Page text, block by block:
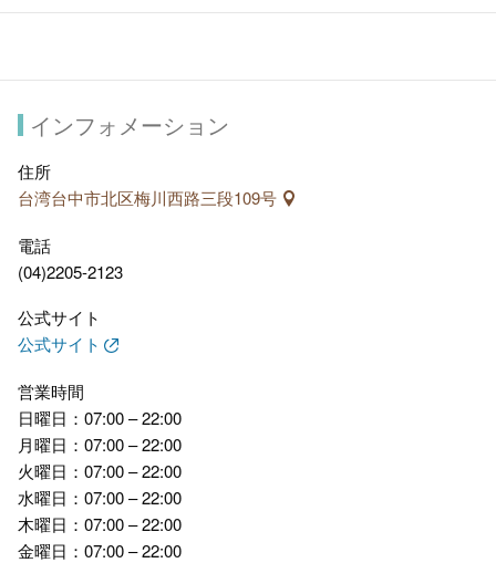
インフォメーション
住所
台湾台中市北区梅川西路三段109号
電話
(04)2205-2123
公式サイト
公式サイト
営業時間
日曜日：07:00 – 22:00
月曜日：07:00 – 22:00
火曜日：07:00 – 22:00
水曜日：07:00 – 22:00
木曜日：07:00 – 22:00
金曜日：07:00 – 22:00